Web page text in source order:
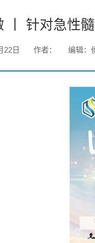
丨 针对急性
22日 作者： 编辑：